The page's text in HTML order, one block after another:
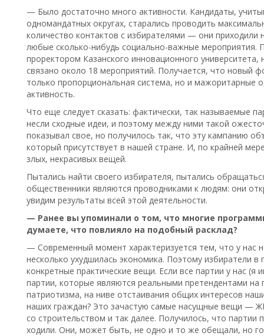
— Было достаточно много активности. Кандидаты,
одномандатных округах, старались проводить
количество контактов с избирателями — они приходили
любые сколько-нибудь социально-важные мероприятия.
проректором Казанского инновационного
связано около 18 мероприятий. Получается, что новый
только пропорциональная система, но и мажоритарные
активность.
Что еще следует сказать: фактически, так называемые
несли сходные идеи, и поэтому между ними такой
показывал свое, но получилось так, что эту кампанию
который присутствует в нашей стране. И, по крайней
злых, некрасивых вещей.
Пытались найти своего избирателя, пытались
общественники являются проводниками к людям: они
увидим результаты всей этой деятельности.
— Ранее вы упоминали о том, что многие
думаете, что повлияло на подобный расклад?
— Современный момент характеризуется тем, что у нас
несколько ухудшилась экономика. Поэтому избиратели
конкретные практические вещи. Если все партии у нас (я
партии, которые являются реальными претендентами
патриотизма, на ниве отстаивания общих интересов
наших граждан? Это зачастую самые насущные вещи —
со строительством и так далее. Получилось, что партии
ходили. Они, может быть, не одно и то же обещали, но